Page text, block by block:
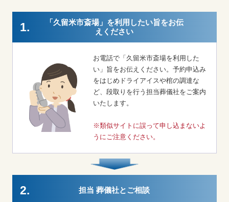
1.
「久留米市斎場」を利用したい旨をお伝
えください
お電話で「久留米市斎場を利用した
い」旨をお伝えください。予約申込み
をはじめドライアイスや棺の調達な
ど、段取りを行う担当葬儀社をご案内
いたします。
※類似サイトに誤って申し込まないよ
うにご注意ください。
2. 担当 葬儀社とご相談